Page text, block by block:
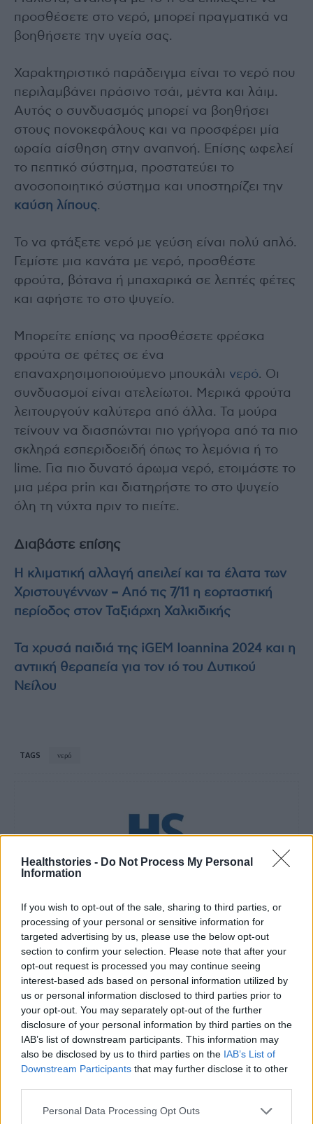
Healthstories - Do Not Process My Personal
Information
If you wish to opt-out of the sale, sharing to third parties, or
processing of your personal or sensitive information for
targeted advertising by us, please use the below opt-out
section to confirm your selection. Please note that after your
opt-out request is processed you may continue seeing
interest-based ads based on personal information utilized by
us or personal information disclosed to third parties prior to
your opt-out. You may separately opt-out of the further
disclosure of your personal information by third parties on the
IAB’s list of downstream participants. This information may
also be disclosed by us to third parties on the IAB’s List of
Downstream Participants that may further disclose it to other
Personal Data Processing Opt Outs
προσθέσετε στο νερό, μπορεί πραγματικά να
βοηθήσετε την υγεία σας.
Χαραkτηριστικό παράδειγμα είναι το νερό που
περιλαμβάνει πράσινο τσάι, μέντα και λάιμ.
Αυτός ο συνδυασμός μπορεί να βοηθήσει
στους πονοκεφάλους και να προσφέρει μία
ωραία αίσθηση στην αναπνοή. Επίσης ωφελεί
το πεπτικό σύστημα, προστατεύει το
ανοσοποιητικό σύστημα και υποστηρίζει την
καύση λίπους.
Το να φτάξετε νερό με γεύση είναι πολύ απλό.
Γεμίστε μια κανάτα με νερό, προσθέστε
φρούτα, βότανα ή μπαχαρικά σε λεπτές φέτες
και αφήστε το στο ψυγείο.
Μπορείτε επίσης να προσθέσετε φρέσκα
φρούτα σε φέτες σε ένα
επαναχρησιμοποιούμενο μπουκάλι νερό. Οι
συνδυασμοί είναι ατελείωτοι. Μερικά φρούτα
λειτουργούν καλύτερα από άλλα. Τα μούρα
τείνουν να διασπώνται πιο γρήγορα από τα πιο
σκληρά εσπεριδοειδή όπως το λεμόνια ή το
lime. Για πιο δυνατό άρωμα νερό, ετοιμάστε το
μια μέρα prin και διατηρήστε το στο ψυγείο
όλη τη νύχτα πριν το πιείτε.
Διαβάστε επίσης
Η κλιματική αλλαγή απειλεί και τα έλατα των
Χριστουγέννων – Από τις 7/11 η εορταστική
περίοδος στον Ταξιάρχη Χαλκιδικής
Τα χρυσά παιδιά της iGEM Ioannina 2024 και η
αντιική θεραπεία για τον ιό του Δυτικού
Νείλου
TAGS νερό
Δείτε Ακόμη
θέλεις να καταβροχθίσεις τα πάντα